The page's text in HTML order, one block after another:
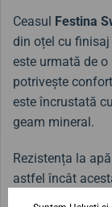
Ceasul Festina
din oțel cu finisaj
este urmată de
potrivește
este încrustată cu
geam mineral.
Rezistența la
astfel încât